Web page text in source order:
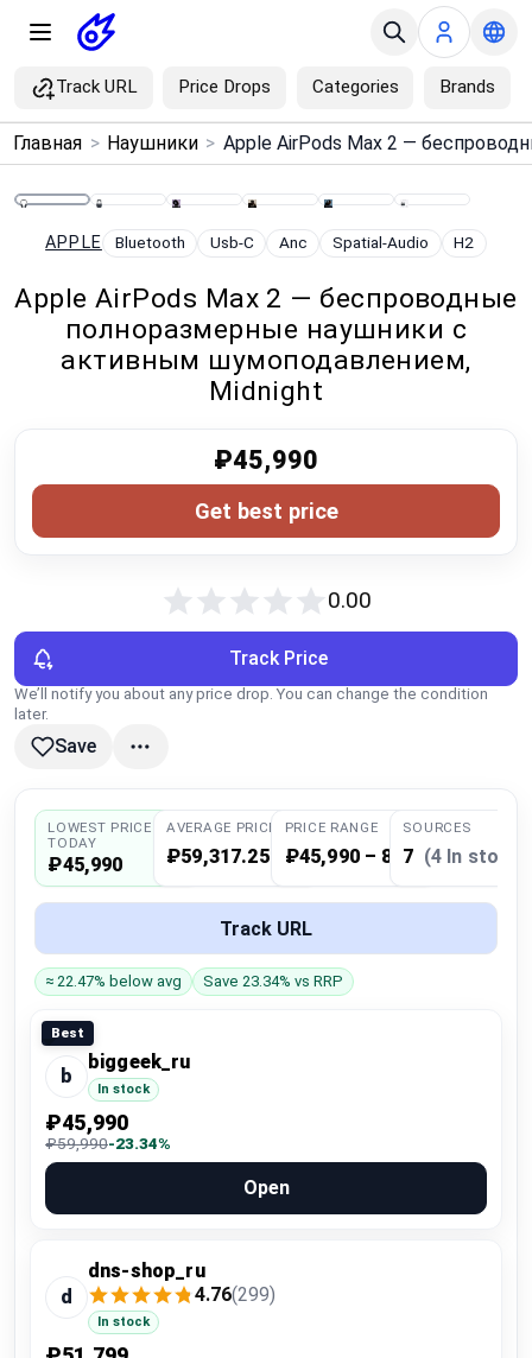
Track URL Price Drops Categories Brands
Menu ×
Home
Search
Price Drops
Brands
Compare
Plans & Pricing
Log in
Главная > Наушники >
APPLE Bluetooth Usb-C Anc Spatial-Audio H2
Apple AirPods Max 2 — беспроводные
полноразмерные наушники с
активным шумоподавлением,
Midnight
0.00
₽45,990
Get best price
Track Price
We’ll notify you about any price drop. You can change the condition
later.
Save
LOWEST PRICE
TODAY
₽45,990
AVERAGE PRICE
₽59,317.25
PRICE RANGE
₽45,990 – 84,490
SOURCES
7 (4 In stock)
Track URL
≈ 22.47% below avg Save 23.34% vs RRP
Best
b
biggeek_ru
In stock
₽45,990
₽59,990-23.34%
Open
d
dns-shop_ru
4.76(299)
In stock